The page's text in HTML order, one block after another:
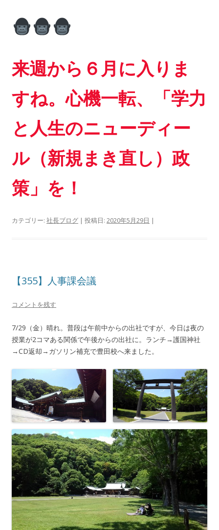
来週から６月に入りま
すね。心機一転、「学力
と人生のニューディー
ル（新規まき直し）政
策」を！
カテゴリー: 社長ブログ | 投稿日: 2020年5月29日 |
【355】人事課会議
コメントを残す
7/29（金）晴れ。普段は午前中からの出社ですが、今日は夜の
授業が2コマある関係で午後からの出社に。ランチ→護国神社
→CD返却→ガソリン補充で豊田校へ来ました。